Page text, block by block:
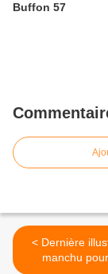
Buffon 57
< Dernière illustration de
manchu